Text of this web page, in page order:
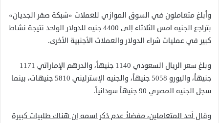
وأبلغ متعاملون في السوق الموازي للعملات «شبكة صقر الجديان»
بتراجع الجنيه امس الثلاثاء إلى 4400 جنيه للدولار الواحد نتيجة نشاط
كبير في عمليات شراء الدولار والعملات الأجنبية الأخرى.
وبلغ سعر الريال السعودي 1140 جنيهاً، والدرهم الإماراتي 1171
جنيهاً، واليورو 5058 جنيهاً، والجنيه الإسترليني 5810 جنيهات، بينما
سجل الجنيه المصري 90 جنيهاً سودانياً.
وقال أحد المتعاملين، مفضلاً عدم ذكر اسمه إن هناك طلبيات كبيرة